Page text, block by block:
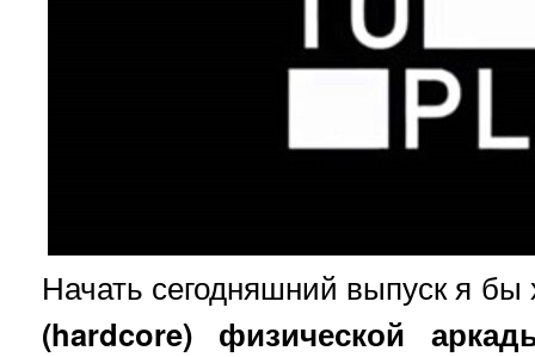
Начать сегодняшний выпуск я бы
(hardcore) физической